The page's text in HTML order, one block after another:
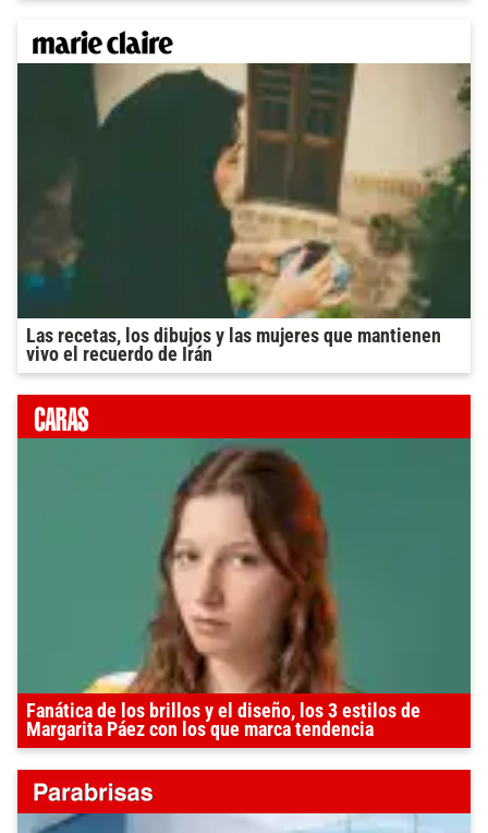
Las recetas, los dibujos y las mujeres que mantienen
vivo el recuerdo de Irán
Fanática de los brillos y el diseño, los 3 estilos de
Margarita Páez con los que marca tendencia